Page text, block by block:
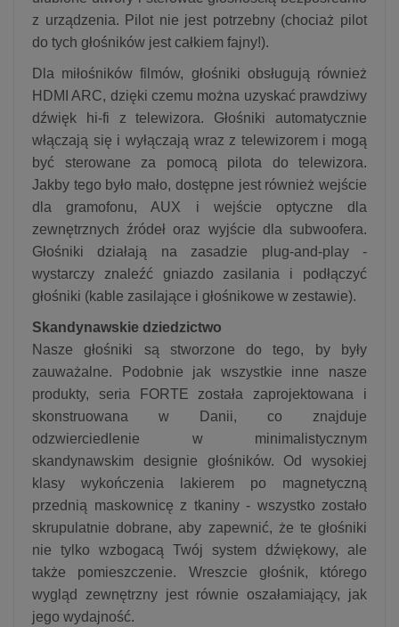
z urządzenia. Pilot nie jest potrzebny (chociaż pilot
do tych głośników jest całkiem fajny!).
Dla miłośników filmów, głośniki obsługują również
HDMI ARC, dzięki czemu można uzyskać prawdziwy
dźwięk hi-fi z telewizora. Głośniki automatycznie
włączają się i wyłączają wraz z telewizorem i mogą
być sterowane za pomocą pilota do telewizora.
Jakby tego było mało, dostępne jest również wejście
dla gramofonu, AUX i wejście optyczne dla
zewnętrznych źródeł oraz wyjście dla subwoofera.
Głośniki działają na zasadzie plug-and-play -
wystarczy znaleźć gniazdo zasilania i podłączyć
głośniki (kable zasilające i głośnikowe w zestawie).
Skandynawskie dziedzictwo
Nasze głośniki są stworzone do tego, by były
zauważalne. Podobnie jak wszystkie inne nasze
produkty, seria FORTE została zaprojektowana i
skonstruowana w Danii, co znajduje
odzwierciedlenie w minimalistycznym
skandynawskim designie głośników. Od wysokiej
klasy wykończenia lakierem po magnetyczną
przednią maskownicę z tkaniny - wszystko zostało
skrupulatnie dobrane, aby zapewnić, że te głośniki
nie tylko wzbogacą Twój system dźwiękowy, ale
także pomieszczenie. Wreszcie głośnik, którego
wygląd zewnętrzny jest równie oszałamiający, jak
jego wydajność.